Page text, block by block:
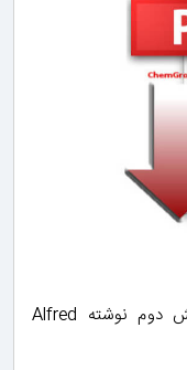
کتاب المان‌ های مهندسی پلیمر ویرایش دوم نوشته Alfred